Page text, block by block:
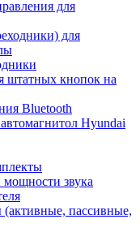
для
для
штатных кнопок на
Bluetooth
Hyundai
звука
пассивные,